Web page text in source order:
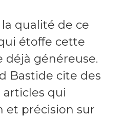
qualité de ce
étoffe cette
déjà généreuse.
Bastide cite des
articles qui
et précision sur